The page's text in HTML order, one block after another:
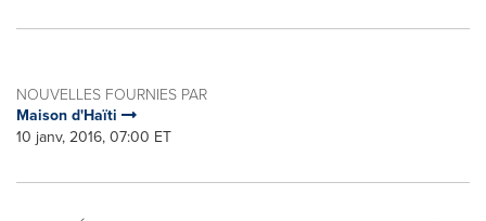
NOUVELLES FOURNIES PAR
Maison d'Haïti
10 janv, 2016, 07:00 ET